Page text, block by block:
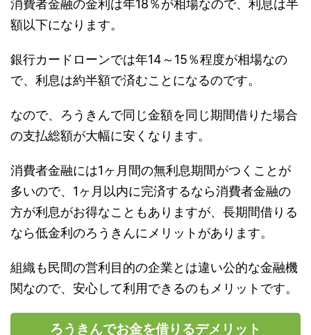
消費者金融の金利は年18％が相場なので、利息は半
額以下になります。
銀行カードローンでは年14～15％程度が相場なの
で、利息は約半額で済むことになるのです。
なので、ろうきんで同じ金額を同じ期間借りた場合
の支払総額が大幅に安くなります。
消費者金融には1ヶ月間の無利息期間がつくことが
多いので、1ヶ月以内に完済するなら消費者金融の
方が利息がお得なこともありますが、長期間借りる
なら低金利のろうきんにメリットがあります。
組織も民間の営利目的の企業とは違い公的な金融機
関なので、安心して利用できるのもメリットです。
ろうきんでお金を借りるデメリット